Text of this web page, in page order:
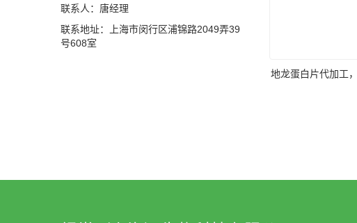
地龙蛋白片代加工
联系人：唐经理
联系地址：上海市闵行区浦锦路2049弄39
号608室